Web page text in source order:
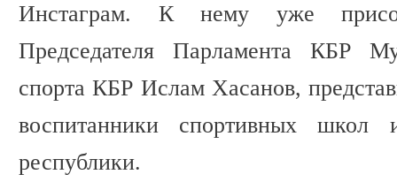
Инстаграм. К нему уже
Председателя Парламента КБР
спорта КБР Ислам Хасанов,
воспитанники спортивных
республики.